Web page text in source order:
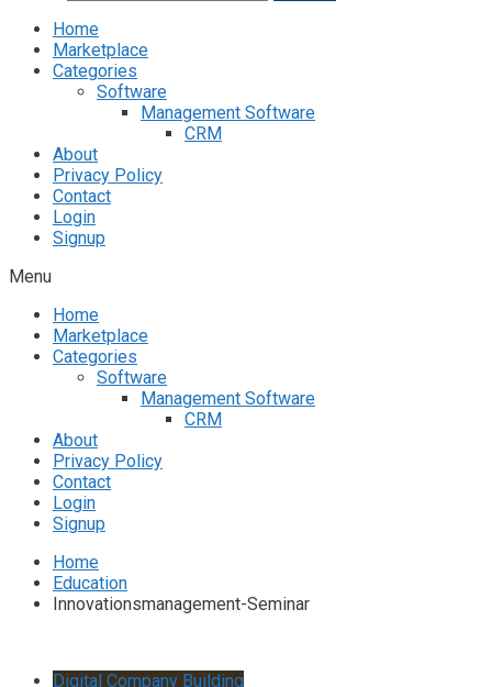
Home
Marketplace
Categories
Software
Management Software
CRM
About
Privacy Policy
Contact
Login
Signup
Menu
Home
Marketplace
Categories
Software
Management Software
CRM
About
Privacy Policy
Contact
Login
Signup
Home
Education
Innovationsmanagement-Seminar
Digital Company Building